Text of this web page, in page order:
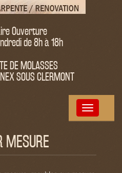
Ouverture
de 8h à 18h
DE MOLASSES
SOUS CLERMONT
Toggle
navigation
MESURE